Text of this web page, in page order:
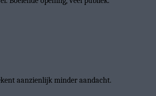
aanzienlijk minder aandacht.